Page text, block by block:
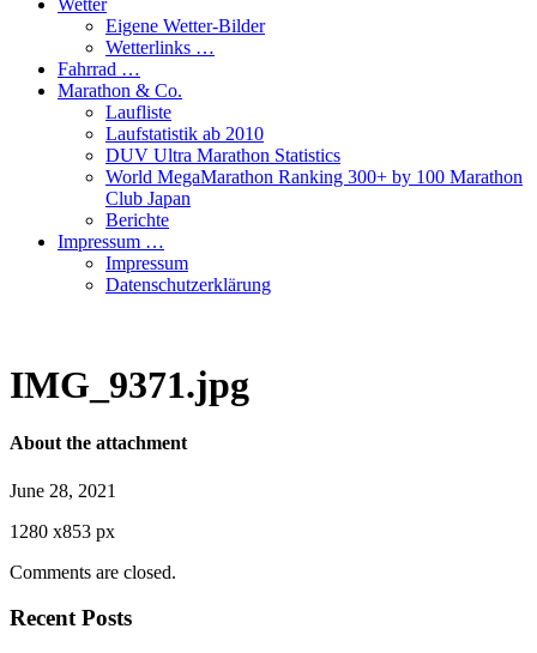
Wetter
Eigene Wetter-Bilder
Wetterlinks …
Fahrrad …
Marathon & Co.
Laufliste
Laufstatistik ab 2010
DUV Ultra Marathon Statistics
World MegaMarathon Ranking 300+ by 100 Marathon
Club Japan
Berichte
Impressum …
Impressum
Datenschutzerklärung
IMG_9371.jpg
About the attachment
June 28, 2021
1280 x853 px
Comments are closed.
Recent Posts